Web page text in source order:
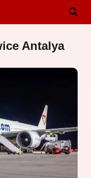
Antalya